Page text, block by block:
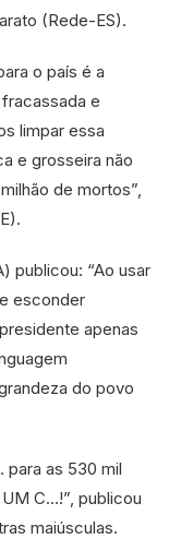
(Rede-ES).
o país é a
e
limpar essa
e grosseira não
de mortos”,
publicou: “Ao usar
esconder
apenas
do povo
as 530 mil
C…!”, publicou
maiúsculas.